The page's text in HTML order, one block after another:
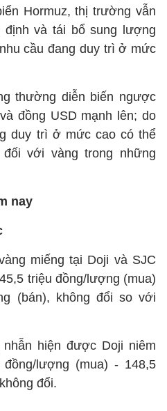
Hormuz, thị trường vẫn
và tái bổ sung lượng
cầu đang duy trì ở mức
thường diễn biến ngược
đồng USD mạnh lên; do
duy trì ở mức cao có thể
với vàng trong những
nay
miếng tại Doji và SJC
triệu đồng/lượng (mua)
(bán), không đổi so với
hiện được Doji niêm
lượng (mua) - 148,5
đổi.